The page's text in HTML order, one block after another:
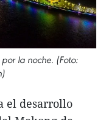
la noche. (Foto:
el desarrollo